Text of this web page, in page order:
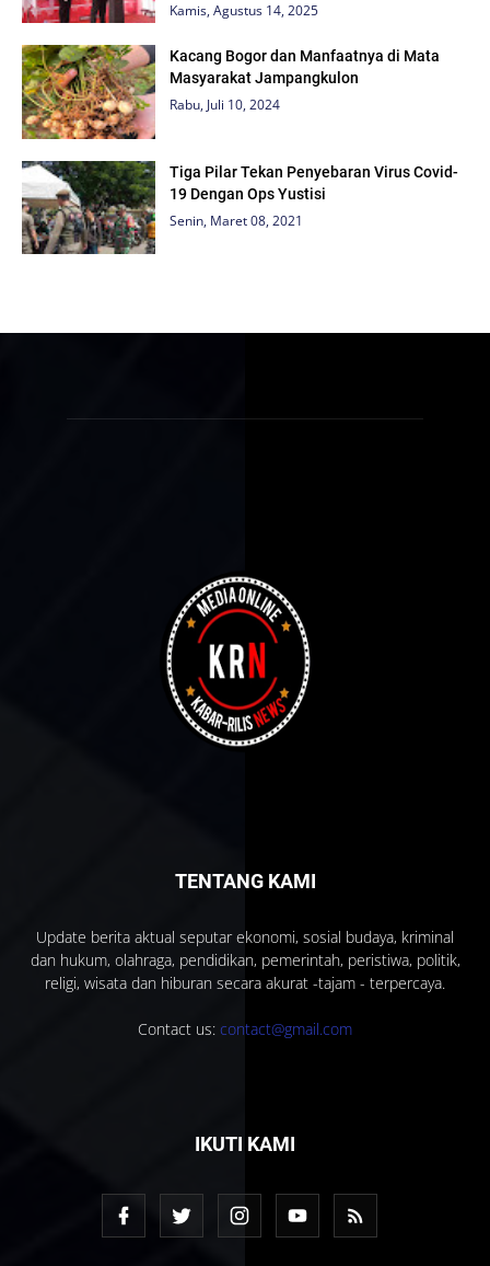
Kamis, Agustus 14, 2025
Kacang Bogor dan Manfaatnya di Mata
Masyarakat Jampangkulon
Rabu, Juli 10, 2024
Tiga Pilar Tekan Penyebaran Virus Covid-
19 Dengan Ops Yustisi
Senin, Maret 08, 2021
TENTANG KAMI
Update berita aktual seputar ekonomi, sosial budaya, kriminal
dan hukum, olahraga, pendidikan, pemerintah, peristiwa, politik,
religi, wisata dan hiburan secara akurat -tajam - terpercaya.
Contact us: contact@gmail.com
IKUTI KAMI